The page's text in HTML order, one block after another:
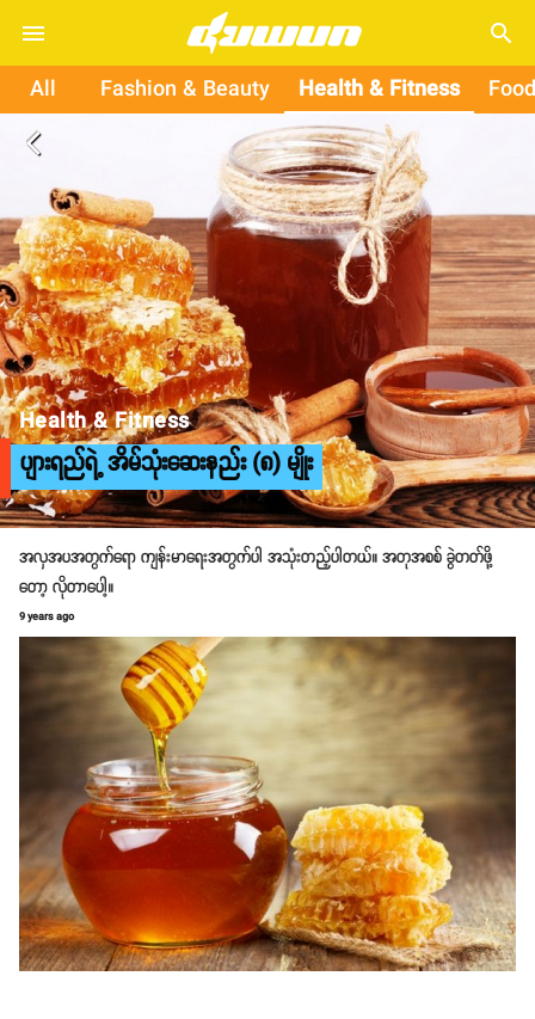
search
All Fashion & Beauty Health & Fitness
arrow_back_ios
Health & Fitness
ပျားရည်ရဲ့ အိမ်သုံးဆေးနည်း (၈) မျိုး
အလှအပအတွက်ရော ကျန်းမာရေးအတွက်ပါ အသုံးတည့်ပါတယ်။ အတုအစစ် ခွဲတတ်ဖို့
တော့ လိုတာပေါ့။
9 years ago